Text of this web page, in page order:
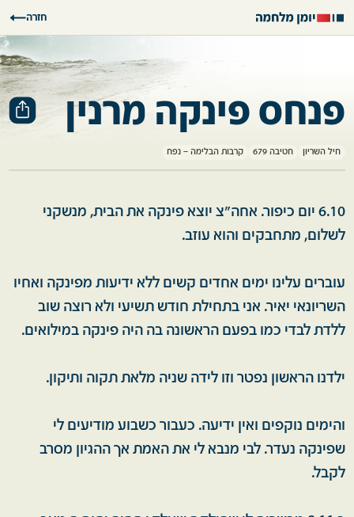
חזרה
פנחס פינקה מרנין
חיל השריון חטיבה 679 קרבות הבלימה – נפח
6.10 יום כיפור. אחה"צ יוצא פינקה את הבית, מנשקני
לשלום, מתחבקים והוא עוזב.
עוברים עלינו ימים אחדים קשים ללא ידיעות מפינקה ואחיו
השריונאי יאיר. אני בתחילת חודש תשיעי ולא רוצה שוב
ללדת לבדי כמו בפעם הראשונה בה היה פינקה במילואים.
ילדנו הראשון נפטר וזו לידה שניה מלאת תקוה ותיקון.
והימים נוקפים ואין ידיעה. כעבור כשבוע מודיעים לי
שפינקה נעדר. לבי מנבא לי את האמת אך ההגיון מסרב
לקבל.